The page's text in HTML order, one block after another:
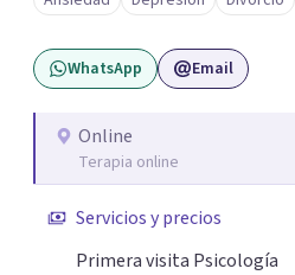
pasa sin juicio, a regular tu
desarrollar recursos concretos
presente, estable y en paz
lo que me permite abordar
pueden estar influyendo en tu
WhatsApp Email
Online
Terapia online
Servicios y precios
Primera visita Psicología